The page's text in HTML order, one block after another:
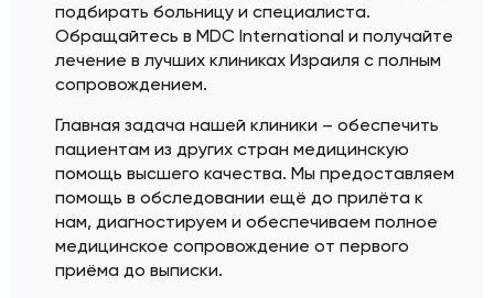
подбирать больницу и специалиста.
Обращайтесь в MDC International и получайте
лечение в лучших клиниках Израиля с полным
сопровождением.
Главная задача нашей клиники – обеспечить
пациентам из других стран медицинскую
помощь высшего качества. Мы предоставляем
помощь в обследовании ещё до прилёта к
нам, диагностируем и обеспечиваем полное
медицинское сопровождение от первого
приёма до выписки.